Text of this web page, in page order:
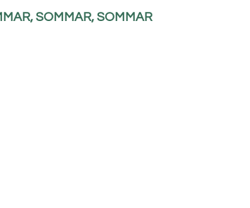
SOMMAR, SOMMAR